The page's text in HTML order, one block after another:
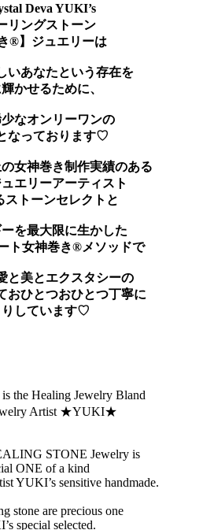
Deva YUKI’s
リングストーン
®】ジュエリーは
いあなたという存在を
かせるために、
なオンリーワンの
なっております♡
女神巻き制作実績のある
エリーアーティスト
トーンセレクトと
を最大限に生かした
ト女神巻き®メソッドで
と美とエクスタシーの
おひとつおひとつ丁寧に
りしています♡
is the Healing Jewelry Bland
Artist ★YUKI★
STONE Jewelry is
ONE of a kind
YUKI’s sensitive handmade.
stone are precious one
special selected.